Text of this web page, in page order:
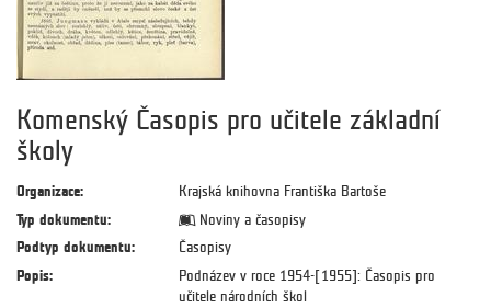
Komenský Časopis pro učitele základní
školy
Organizace:
Krajská knihovna Františka Bartoše
Typ dokumentu:
Noviny a časopisy
Podtyp dokumentu:
Časopisy
Popis:
Podnázev v roce 1954-[1955]: Časopis pro
učitele národních škol